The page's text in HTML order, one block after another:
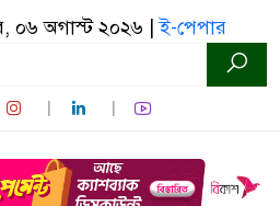
০৬ অগাস্ট ২০২৬ |ই-পেপার